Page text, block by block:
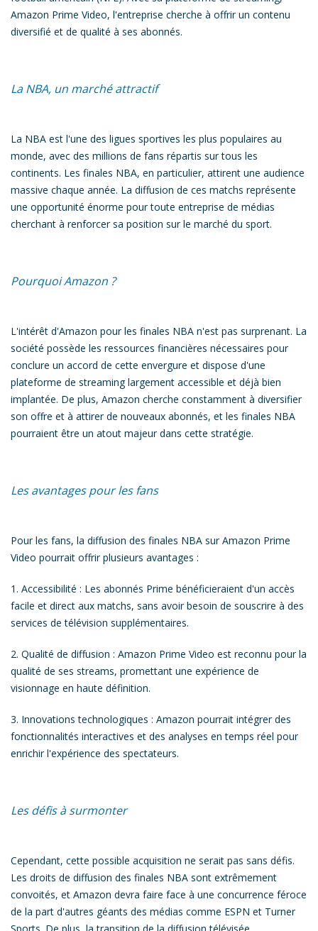
Amazon Prime Video, l'entreprise cherche à offrir un contenu
diversifié et de qualité à ses abonnés.
La NBA, un marché attractif
La NBA est l'une des ligues sportives les plus populaires au
monde, avec des millions de fans répartis sur tous les
continents. Les finales NBA, en particulier, attirent une audience
massive chaque année. La diffusion de ces matchs représente
une opportunité énorme pour toute entreprise de médias
cherchant à renforcer sa position sur le marché du sport.
Pourquoi Amazon ?
L'intérêt d'Amazon pour les finales NBA n'est pas surprenant. La
société possède les ressources financières nécessaires pour
conclure un accord de cette envergure et dispose d'une
plateforme de streaming largement accessible et déjà bien
implantée. De plus, Amazon cherche constamment à diversifier
son offre et à attirer de nouveaux abonnés, et les finales NBA
pourraient être un atout majeur dans cette stratégie.
Les avantages pour les fans
Pour les fans, la diffusion des finales NBA sur Amazon Prime
Video pourrait offrir plusieurs avantages :
1. Accessibilité : Les abonnés Prime bénéficieraient d'un accès
facile et direct aux matchs, sans avoir besoin de souscrire à des
services de télévision supplémentaires.
2. Qualité de diffusion : Amazon Prime Video est reconnu pour la
qualité de ses streams, promettant une expérience de
visionnage en haute définition.
3. Innovations technologiques : Amazon pourrait intégrer des
fonctionnalités interactives et des analyses en temps réel pour
enrichir l'expérience des spectateurs.
Les défis à surmonter
Cependant, cette possible acquisition ne serait pas sans défis.
Les droits de diffusion des finales NBA sont extrêmement
convoités, et Amazon devra faire face à une concurrence féroce
de la part d'autres géants des médias comme ESPN et Turner